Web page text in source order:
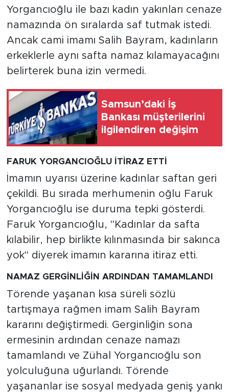
Yorgancıoğlu ile bazı kadın yakınları cenaze
namazında ön sıralarda saf tutmak istedi.
Ancak cami imamı Salih Bayram, kadınların
erkeklerle aynı safta namaz kılamayacağını
belirterek buna izin vermedi.
Samsun’daki İş
Bankası müşterilerini
ilgilendiren değişim
FARUK YORGANCIOĞLU İTİRAZ ETTİ
İmamın uyarısı üzerine kadınlar saftan geri
çekildi. Bu sırada merhumenin oğlu Faruk
Yorgancıoğlu ise duruma tepki gösterdi.
Faruk Yorgancıoğlu, "Kadınlar da safta
kılabilir, hep birlikte kılınmasında bir sakınca
yok" diyerek imamın kararına itiraz etti.
NAMAZ GERGİNLİĞİN ARDINDAN TAMAMLANDI
Törende yaşanan kısa süreli sözlü
tartışmaya rağmen imam Salih Bayram
kararını değiştirmedi. Gerginliğin sona
ermesinin ardından cenaze namazı
tamamlandı ve Zühal Yorgancıoğlu son
yolculuğuna uğurlandı. Törende
yaşananlar ise sosyal medyada geniş yankı